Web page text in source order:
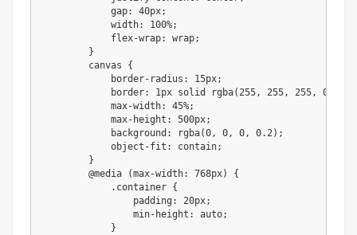
            gap: 40px;
            width: 100%;
            flex-wrap: wrap;
        }
        canvas {
            border-radius: 15px;
            border: 1px solid rgba(255, 255, 255, 0.2);
            max-width: 45%;
            max-height: 500px;
            background: rgba(0, 0, 0, 0.2);
            object-fit: contain;
        }
        @media (max-width: 768px) {
            .container {
                padding: 20px;
                min-height: auto;
            }